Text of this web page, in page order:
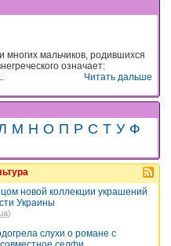
многих мальчиков, родившихся
означает:
Читать дальше
М Н О П Р С Т У Ф
новой коллекции украшений
Украины
)
слухи о романе с